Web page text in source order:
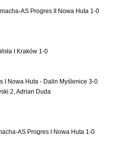
AS Progres II Nowa Huta 1-0
I Kraków 1-0
I Nowa Huta - Dalin Myślenice 3-0
2, Adrian Duda
AS Progres I Nowa Huta 1-0